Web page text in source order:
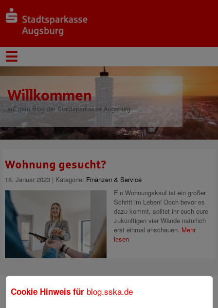
Willkommen
auf dem Blog der Stadtsparkasse Augsburg
Wohnung gesucht?
18. Januar 2023 | Kategorie: Finanzen & Service
Ein Wohnungskauf ist ein großer
Schritt im Leben! Doch bevor es
dazu kommt, solltet ihr euch eure
zukünftigen vier Wände natürlich
erst einmal anschauen. Mehr
lesen
Suche
Cookie Hinweis für blog.sska.de